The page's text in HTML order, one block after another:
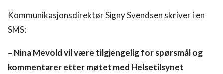
Kommunikasjonsdirektør Signy Svendsen skriver i en
SMS:
– Nina Mevold vil være tilgjengelig for spørsmål og
kommentarer etter møtet med Helsetilsynet